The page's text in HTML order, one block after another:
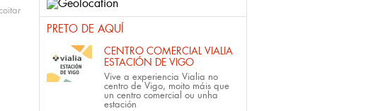
PRETO DE AQUÍ
CENTRO COMERCIAL VIALIA
ESTACIÓN DE VIGO
Vive a experiencia Vialia no
centro de Vigo, moito máis que
un centro comercial ou unha
estación